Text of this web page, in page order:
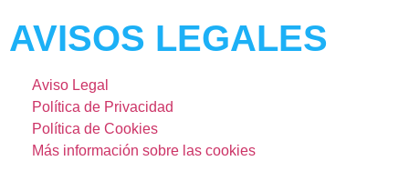
AVISOS LEGALES
Aviso Legal
Política de Privacidad
Política de Cookies
Más información sobre las cookies